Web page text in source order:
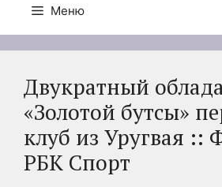
Меню
Двукратный
«Золотой бутсы»
клуб из Уругвая ::
РБК Спорт